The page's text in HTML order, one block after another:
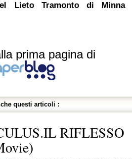
Lieto Tramonto di Minna
prima pagina di
questi articoli :
RIFLESSO